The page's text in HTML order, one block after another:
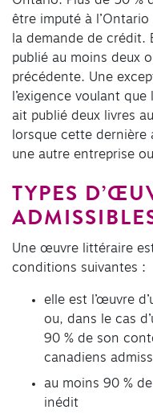
être imputé à
la demande de crédit.
publié au moins deux
précédente. Une
l’exigence voulant
ait publié deux livres
lorsque cette dernière
une autre entreprise
TYPES
Une œuvre littéraire
conditions suivantes :
elle est l’œuvre
ou, dans le cas
90 % de son
canadiens
au moins 90 %
inédit